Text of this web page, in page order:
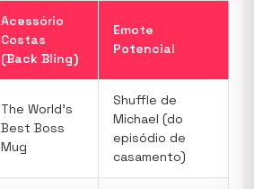
Acessório
Costas
(Back Bling)
Emote
Potencial
The World’s
Best Boss
Mug
Shuffle de
Michael (do
episódio de
casamento)